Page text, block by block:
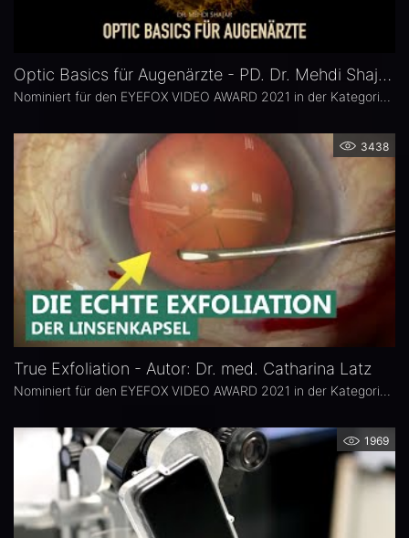
Optic Basics für Augenärzte - PD. Dr. Mehdi Shajari
3438
True Exfoliation - Autor: Dr. med. Catharina Latz
Nominiert für den EYEFOX VIDEO AWARD 2021 in der Kategorie: TEACHINGVIDEO
1969